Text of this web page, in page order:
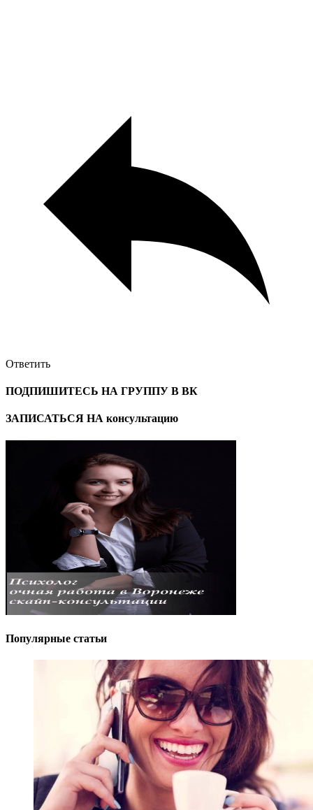
Ответить
ПОДПИШИТЕСЬ НА ГРУППУ В ВК
ЗАПИСАТЬСЯ НА консультацию
Популярные статьи